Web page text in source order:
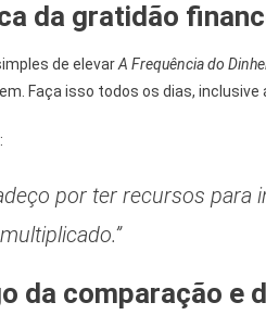
da gratidão
de elevarA Frequência do
Faça isso todos os dias, inclusive
por ter recursos
da comparação e